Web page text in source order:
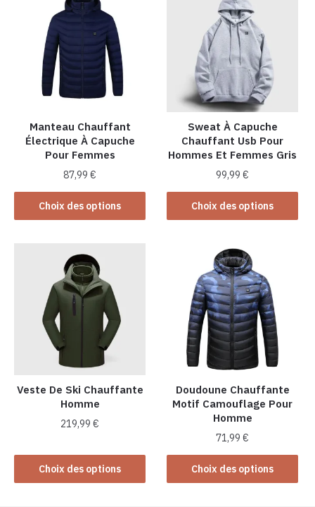
Manteau Chauffant
Électrique À Capuche
Pour Femmes
87,99€
Choix des options
Ce
produit
plusieurs
variations.
Les
options
peuvent
être
choisies
sur
la
page
du
Sweat À Capuche
Chauffant Usb Pour
Hommes Et Femmes Gris
99,99€
Choix des options
Ce
produit
plusieurs
variations.
Les
options
peuvent
être
choisies
sur
la
page
du
produit
Veste De Ski Chauffante
Homme
219,99€
Choix des options
produit
a
Doudoune Chauffante
Motif Camouflage Pour
Homme
71,99€
Choix des options
Ce
produit